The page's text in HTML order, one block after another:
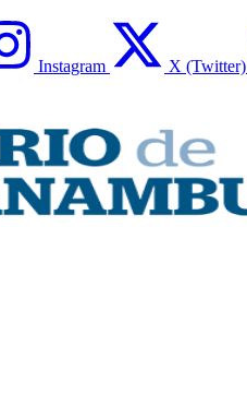
Instagram X (Twitter)